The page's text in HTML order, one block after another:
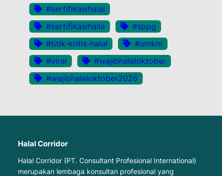
#sertifikasihalal
#sertifikasihalla
#sppg
#titik-kritis-halal
#umkm
#viral
#wajibhalaloktober
#wajibhalaloktober2026
Halal Corridor
Halal Corridor (PT. Consultant Profesional International)
merupakan lembaga konsultan profesional yang